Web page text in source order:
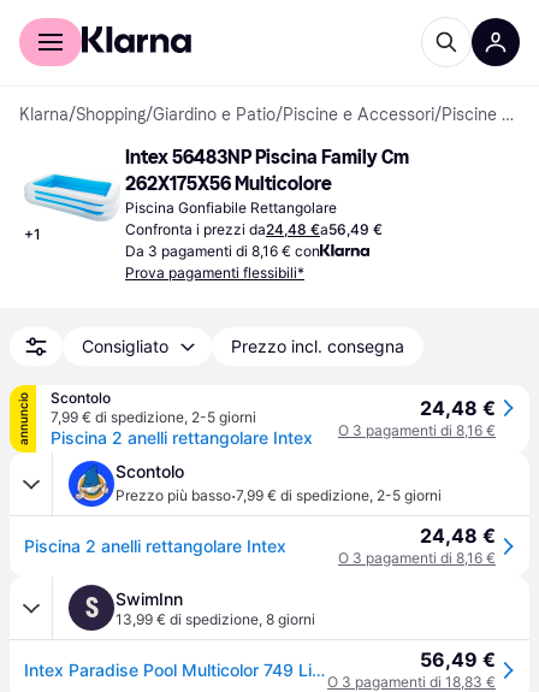
Per il tuo shopping
Klarna/Shopping/Giardino e Patio/Piscine e Accessori/ Piscine Gonfiabili
+1
Intex 56483NP Piscina Family Cm
262X175X56 Multicolore
Piscina Gonfiabile Rettangolare
Confronta i prezzi da24,48 €a56,49 €
Da 3 pagamenti di 8,16 € con
Prova pagamenti flessibili*
Consigliato Prezzo incl. consegna
annuncio
Scontolo
7,99 € di spedizione, 2-5 giorni
Piscina 2 anelli rettangolare Intex
24,48 €
O 3 pagamenti di 8,16 €
Scontolo
Prezzo più basso·7,99 € di spedizione, 2-5 giorni
Piscina 2 anelli rettangolare Intex 24,48 €
O 3 pagamenti di 8,16 €
S SwimInn
13,99 € di spedizione, 8 giorni
Intex Paradise Pool Multicolor 749 Liters 56,49 €
O 3 pagamenti di 18,83 €